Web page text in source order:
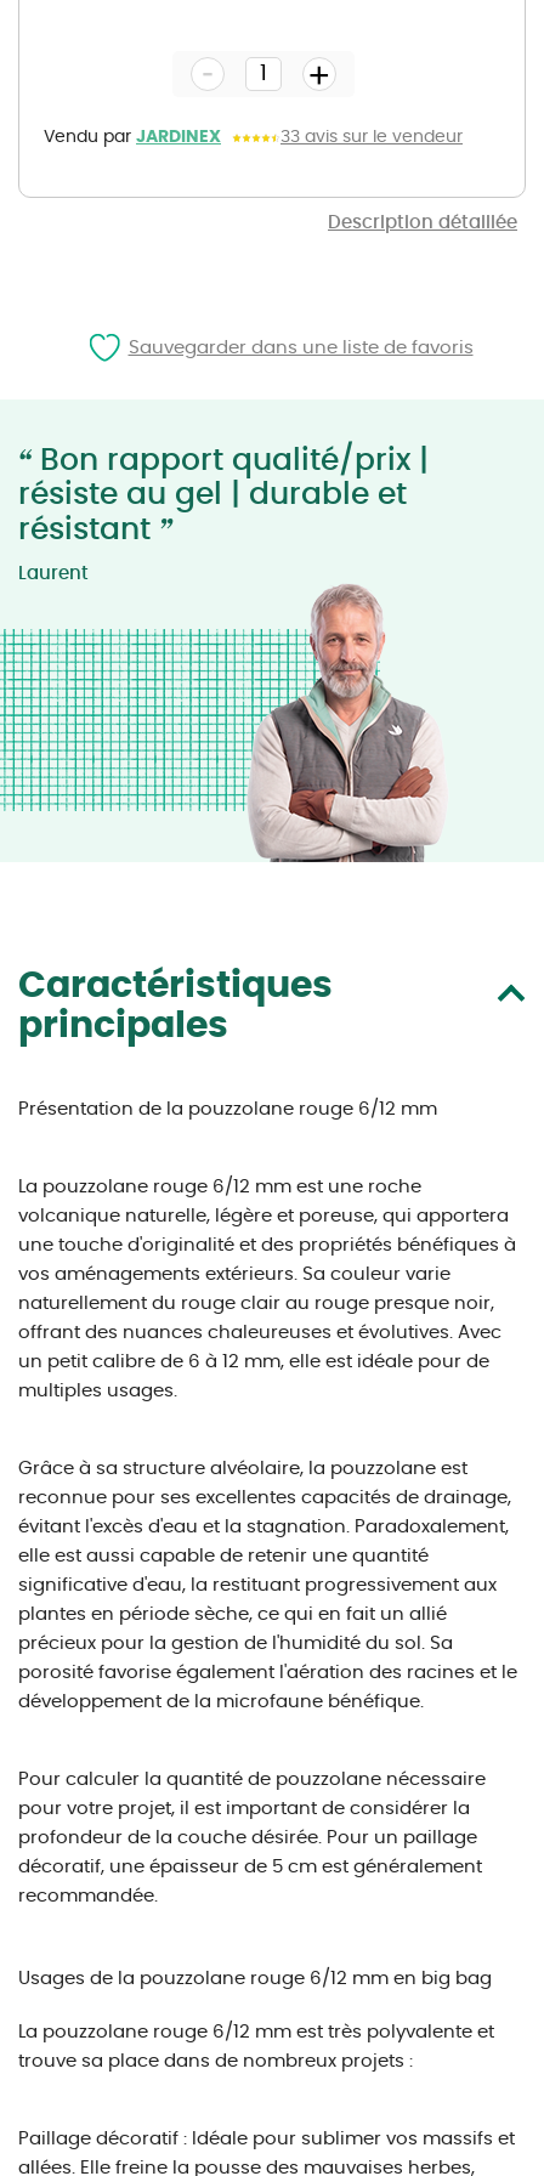
Description détaillée
gallery
Vendu par JARDINEX 33 avis sur le vendeur
- +
“ Bon rapport qualité/prix |
résiste au gel | durable et
résistant ”
Laurent
Caractéristiques
principales
Présentation de la pouzzolane rouge 6/12 mm
La pouzzolane rouge 6/12 mm est une roche
volcanique naturelle, légère et poreuse, qui apportera
une touche d'originalité et des propriétés bénéfiques à
vos aménagements extérieurs. Sa couleur varie
naturellement du rouge clair au rouge presque noir,
offrant des nuances chaleureuses et évolutives. Avec
un petit calibre de 6 à 12 mm, elle est idéale pour de
multiples usages.
Grâce à sa structure alvéolaire, la pouzzolane est
reconnue pour ses excellentes capacités de drainage,
évitant l'excès d'eau et la stagnation. Paradoxalement,
elle est aussi capable de retenir une quantité
significative d'eau, la restituant progressivement aux
plantes en période sèche, ce qui en fait un allié
précieux pour la gestion de l'humidité du sol. Sa
porosité favorise également l'aération des racines et le
développement de la microfaune bénéfique.
Pour calculer la quantité de pouzzolane nécessaire
pour votre projet, il est important de considérer la
profondeur de la couche désirée. Pour un paillage
décoratif, une épaisseur de 5 cm est généralement
recommandée.
Usages de la pouzzolane rouge 6/12 mm en big bag
La pouzzolane rouge 6/12 mm est très polyvalente et
trouve sa place dans de nombreux projets :
Paillage décoratif : Idéale pour sublimer vos massifs et
allées. Elle freine la pousse des mauvaises herbes,
Sauvegarder dans une liste de favoris